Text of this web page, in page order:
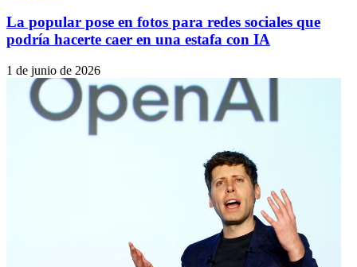
La popular pose en fotos para redes sociales que
podría hacerte caer en una estafa con IA
1 de junio de 2026